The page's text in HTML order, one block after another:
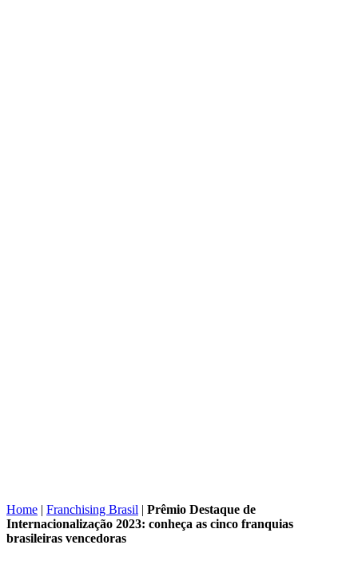
Home | Franchising Brasil | Prêmio Destaque de
Internacionalização 2023: conheça as cinco franquias
brasileiras vencedoras